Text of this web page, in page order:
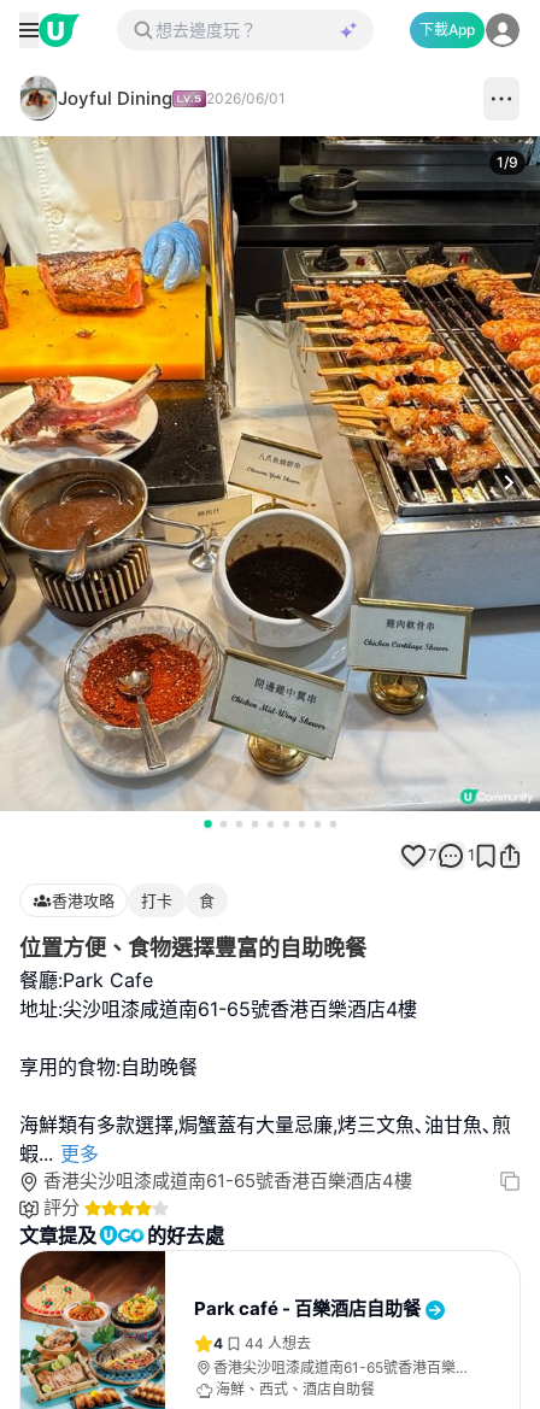
下載App
Joyful Dining 2026/06/01
1/9
7 1
香港攻略 打卡 食
位置方便、食物選擇豐富的自助晚餐
餐廳:Park Cafe
地址:尖沙咀漆咸道南61-65號香港百樂酒店4樓
享用的食物:自助晚餐
海鮮類有多款選擇,焗蟹蓋有大量忌廉,烤三文魚､油甘魚､煎
蝦... 更多
香港尖沙咀漆咸道南61-65號香港百樂酒店4樓
評分
文章提及 的好去處
Park café - 百樂酒店自助餐
4 44 人想去
香港尖沙咀漆咸道南61-65號香港百樂
酒店4樓
海鮮、西式、酒店自助餐